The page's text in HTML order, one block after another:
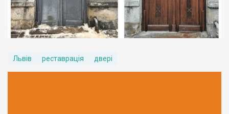
Львів реставрація двері